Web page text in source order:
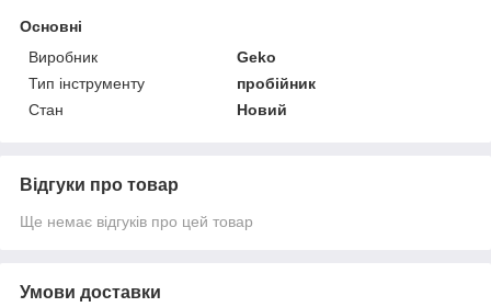
Основні
Виробник
Geko
Тип інструменту
пробійник
Стан
Новий
Відгуки про товар
Ще немає відгуків про цей товар
Умови доставки